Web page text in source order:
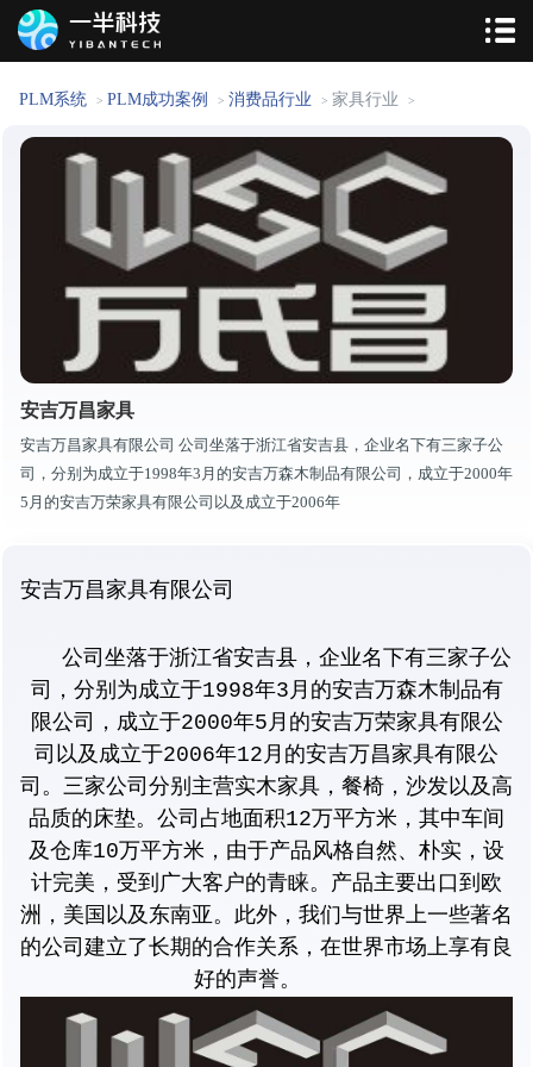
PLM系统 > PLM成功案例 > 消费品行业 > 家具行业 >
安吉万昌家具
安吉万昌家具有限公司 公司坐落于浙江省安吉县，企业名下有三家子公
司，分别为成立于1998年3月的安吉万森木制品有限公司，成立于2000年
5月的安吉万荣家具有限公司以及成立于2006年
安吉万昌家具有限公司
公司坐落于浙江省安吉县，企业名下有三家子公
司，分别为成立于1998年3月的安吉万森木制品有
限公司，成立于2000年5月的安吉万荣家具有限公
司以及成立于2006年12月的安吉万昌家具有限公
司。三家公司分别主营实木家具，餐椅，沙发以及高
品质的床垫。公司占地面积12万平方米，其中车间
及仓库10万平方米，由于产品风格自然、朴实，设
计完美，受到广大客户的青睐。产品主要出口到欧
洲，美国以及东南亚。此外，我们与世界上一些著名
的公司建立了长期的合作关系，在世界市场上享有良
好的声誉。